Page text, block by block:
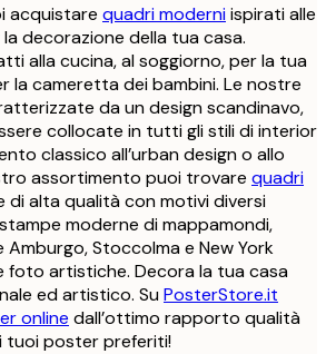
acquistare quadri moderniispirati alle
decorazione della tua casa.
alla cucina, al soggiorno, per la tua
la cameretta dei bambini. Le nostre
da un design scandinavo,
collocate in tutti gli stili di interior
classico all’urban design o allo
assortimento puoi trovare quadri
di alta qualità con motivi diversi
moderne di mappamondi,
Stoccolma e New York
foto artistiche. Decora la tua casa
ed artistico. SuPosterStore.it
online dall’ottimo rapporto qualità
tuoi poster preferiti!